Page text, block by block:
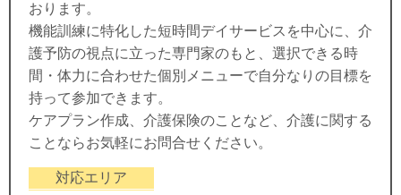
おります。
機能訓練に特化した短時間デイサービスを中心に、介
護予防の視点に立った専門家のもと、選択できる時
間・体力に合わせた個別メニューで自分なりの目標を
持って参加できます。
ケアプラン作成、介護保険のことなど、介護に関する
ことならお気軽にお問合せください。
対応エリア